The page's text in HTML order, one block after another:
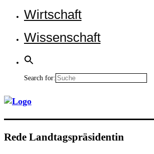
Wirt­schaft
Wis­sen­schaft
Search for:
Rede Land­tags­prä­si­den­tin